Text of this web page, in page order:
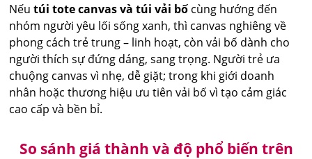
Nếutúi tote canvas và túi vải bố cùng hướng đến
nhóm người yêu lối sống xanh, thì canvas nghiêng về
phong cách trẻ trung – linh hoạt, còn vải bố dành cho
người thích sự đứng dáng, sang trọng. Người trẻ ưa
chuộng canvas vì nhẹ, dễ giặt; trong khi giới doanh
nhân hoặc thương hiệu ưu tiên vải bố vì tạo cảm giác
cao cấp và bền bỉ.
So sánh giá thành và độ phổ biến trên